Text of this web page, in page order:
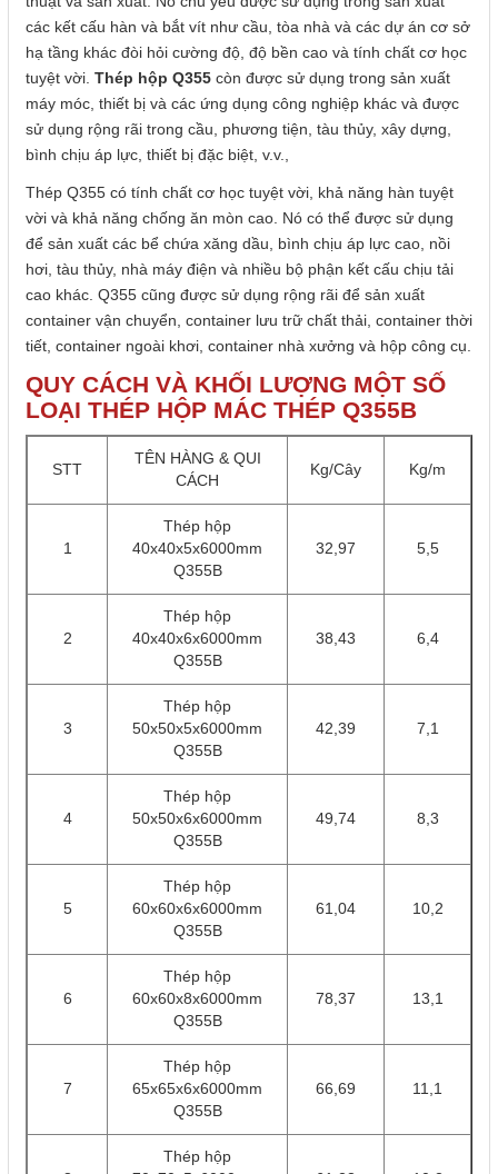
các kết cấu hàn và bắt vít như cầu, tòa nhà và các dự án cơ sở
hạ tầng khác đòi hỏi cường độ, độ bền cao và tính chất cơ học
tuyệt vời. Thép hộp Q355 còn được sử dụng trong sản xuất
máy móc, thiết bị và các ứng dụng công nghiệp khác và được
sử dụng rộng rãi trong cầu, phương tiện, tàu thủy, xây dựng,
bình chịu áp lực, thiết bị đặc biệt, v.v.,
Thép Q355 có tính chất cơ học tuyệt vời, khả năng hàn tuyệt
vời và khả năng chống ăn mòn cao. Nó có thể được sử dụng
để sản xuất các bể chứa xăng dầu, bình chịu áp lực cao, nồi
hơi, tàu thủy, nhà máy điện và nhiều bộ phận kết cấu chịu tải
cao khác. Q355 cũng được sử dụng rộng rãi để sản xuất
container vận chuyển, container lưu trữ chất thải, container thời
tiết, container ngoài khơi, container nhà xưởng và hộp công cụ.
QUY CÁCH VÀ KHỐI LƯỢNG MỘT SỐ
LOẠI THÉP HỘP MÁC THÉP Q355B
STT
TÊN HÀNG & QUI
CÁCH
Kg/Cây Kg/m
1
Thép hộp
40x40x5x6000mm
Q355B
32,97 5,5
2
Thép hộp
40x40x6x6000mm
Q355B
38,43 6,4
3
Thép hộp
50x50x5x6000mm
Q355B
42,39 7,1
4
Thép hộp
50x50x6x6000mm
Q355B
49,74 8,3
5
Thép hộp
60x60x6x6000mm
Q355B
61,04 10,2
6
Thép hộp
60x60x8x6000mm
Q355B
78,37 13,1
7
Thép hộp
65x65x6x6000mm
Q355B
66,69 11,1
Thép hộp